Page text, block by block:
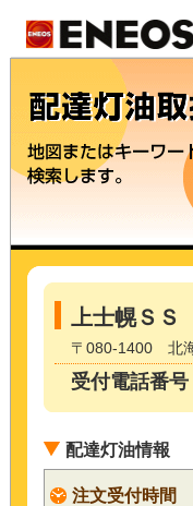
上士幌ＳＳ
〒080-1400 北
受付電話番
配達灯油情報
注文受付時間